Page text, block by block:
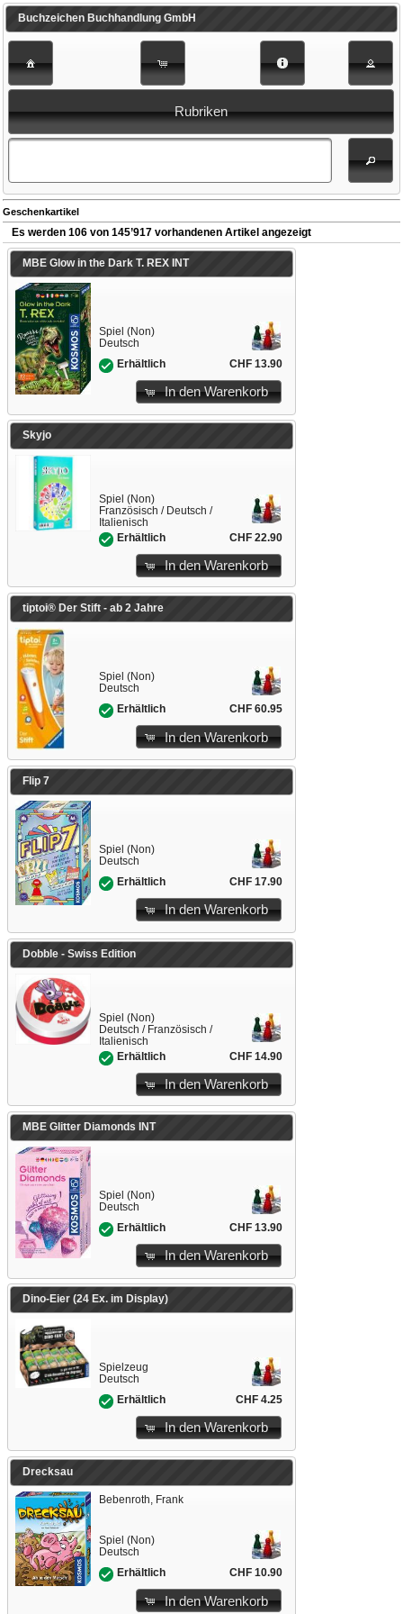
Buchzeichen Buchhandlung GmbH
Rubriken
Geschenkartikel
Es werden 106 von 145’917 vorhandenen Artikel angezeigt
MBE Glow in the Dark T. REX INT
Spiel (Non)
Deutsch
Erhältlich
CHF 13.90
In den Warenkorb
Skyjo
Spiel (Non)
Französisch / Deutsch /
Italienisch
Erhältlich
CHF 22.90
In den Warenkorb
tiptoi® Der Stift - ab 2 Jahre
Spiel (Non)
Deutsch
Erhältlich
CHF 60.95
In den Warenkorb
Flip 7
Spiel (Non)
Deutsch
Erhältlich
CHF 17.90
In den Warenkorb
Dobble - Swiss Edition
Spiel (Non)
Deutsch / Französisch /
Italienisch
Erhältlich
CHF 14.90
In den Warenkorb
MBE Glitter Diamonds INT
Spiel (Non)
Deutsch
Erhältlich
CHF 13.90
In den Warenkorb
Dino-Eier (24 Ex. im Display)
Spielzeug
Deutsch
Erhältlich
CHF 4.25
In den Warenkorb
Drecksau
Bebenroth, Frank
Spiel (Non)
Deutsch
Erhältlich
CHF 10.90
In den Warenkorb